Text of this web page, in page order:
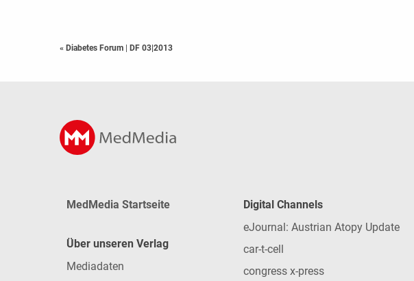
« Diabetes Forum | DF 03|2013
MedMedia Startseite
Über unseren Verlag
Mediadaten
Digital Channels
eJournal: Austrian Atopy Update
car-t-cell
congress x-press